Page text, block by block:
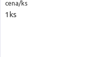
cena/ks
1ks